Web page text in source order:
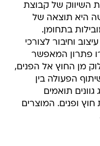
השיווק של קבוצת
היא תוצאה של
בתחומן.
וחיבור לצורכי
פתרון המאפשר
מן החוץ אל הפנים,
הפעולה בין
תואמים
חוץ ופנים. המוצרים